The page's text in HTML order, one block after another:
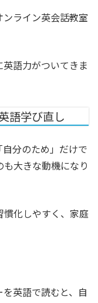
ライン英会話教室
語力がついてきま
語学び直し
分のため」だけで
大きな動機になり
化しやすく、家庭
英語で読むと、自